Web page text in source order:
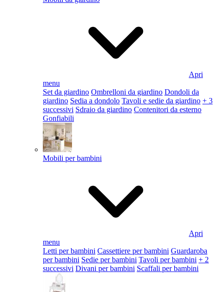
Apri
menu
Set da giardino Ombrelloni da giardino Dondoli da
giardino Sedia a dondolo Tavoli e sedie da giardino + 3
successivi Sdraio da giardino Contenitori da esterno
Gonfiabili
Mobili per bambini
Apri
menu
Letti per bambini Cassettiere per bambini Guardaroba
per bambini Sedie per bambini Tavoli per bambini + 2
successivi Divani per bambini Scaffali per bambini